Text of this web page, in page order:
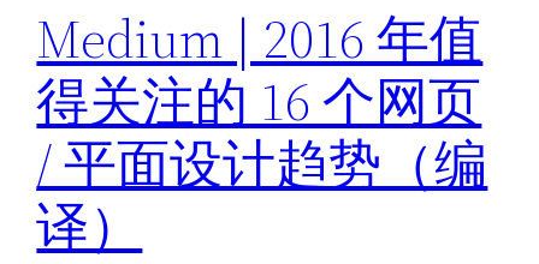
Medium | 2016 年值
得关注的 16 个网页
/ 平面设计趋势（编
译）